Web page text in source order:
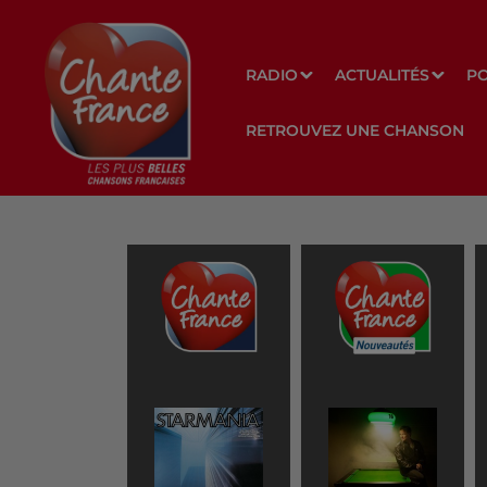
RADIO ACTUALITÉS
RETROUVEZ UNE CHANSON